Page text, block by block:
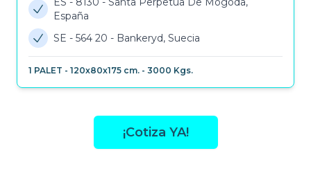
España
SE - 564 20 - Bankeryd, Suecia
1 PALET - 120x80x175 cm. - 3000 Kgs.
¡Cotiza YA!